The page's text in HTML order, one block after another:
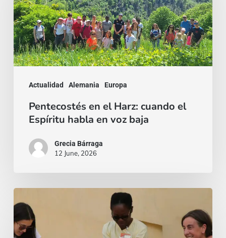
Actualidad Alemania Europa
Harz:
cuando
el
Espíritu
baja
Pentecostés en el Harz: cuando el
Espíritu habla en voz baja
Grecia Bárraga
12 June, 2026
fido
di